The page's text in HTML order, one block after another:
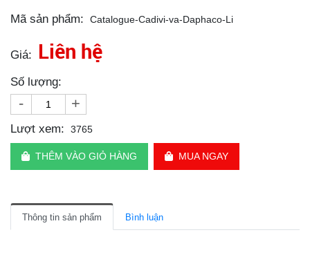
Mã sản phẩm: Catalogue-Cadivi-va-Daphaco-Li
Giá: Liên hệ
Số lượng:
- +
Lượt xem: 3765
THÊM VÀO GIỎ HÀNG MUA NGAY
Thông tin sản phẩm Bình luận